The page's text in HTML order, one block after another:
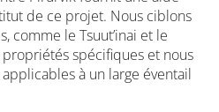
de ce projet. Nous ciblons
comme le Tsuut’inai et le
spécifiques et nous
à un large éventail